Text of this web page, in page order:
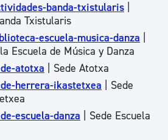
banda-txistularis
Txistularis
escuela-musica-danza
Escuela de Música y Danza
atotxa | Sede Atotxa
herrera-ikastetxea | Sede
escuela-danza | Sede Escuela